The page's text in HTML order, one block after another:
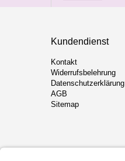
Kundendienst
Kontakt
Widerrufsbelehrung
Datenschutzerklärung
AGB
Sitemap